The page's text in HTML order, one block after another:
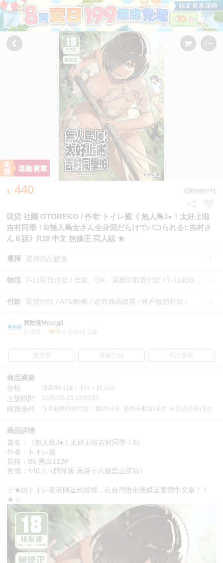
440 G05995221
現貨 社團 OTOREKO / 作者:トイレ籠《 無人島J●！太好上啦
吉村同學！6/無人島女さん全身泥だらけでパコられる!:吉村さ
ん６話》R18 中文 無修正 同人誌 ★
選擇 選擇商品數量
物流
付款 取貨付款 / ATM轉帳 / 超商條碼繳費 / 帳戶餘額付款 /
買動漫Myacg2
信用度：
99% 3 分鐘前上線
逛賣場 賣家介紹 私訊賣家
商品摘要
分類
漫畫/輕小說 > 18+ > 同人誌
上架時間 2025-06-23 12:09:25
購買條件 使用超商取貨付款：負評≦1分 超商未取貨≦1次 未完成交易≦1次
商品詳情
書名：《無人島J●！太好上啦吉村同學！6》
作者：トイレ籠
規格：B5 黑白112P
售價：440元（限制級 未滿十八歲禁止購買）
☆★由トイレ籠老師正式授權，在台灣推出無修正繁體中文版！！
★☆